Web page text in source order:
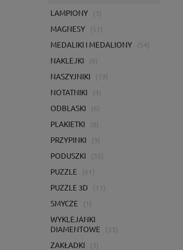
LAMPIONY (3)
MAGNESY (51)
MEDALIKI I MEDALIONY (54)
NAKLEJKI (8)
NASZYJNIKI (19)
NOTATNIKI (4)
ODBLASKI (6)
PLAKIETKI (8)
PRZYPINKI (9)
PODUSZKI (35)
PUZZLE (61)
PUZZLE 3D (11)
SMYCZE (1)
WYKLEJANKI
DIAMENTOWE
(33)
ZAKŁADKI (3)
Welon naramienny ecru z haftem IHS -
KWL/021/05/20